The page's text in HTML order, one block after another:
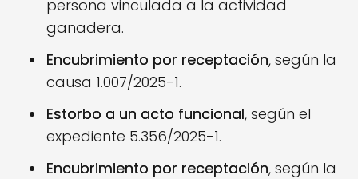
persona vinculada a la actividad
ganadera.
Encubrimiento por receptación, según la
causa 1.007/2025-1.
Estorbo a un acto funcional, según el
expediente 5.356/2025-1.
Encubrimiento por receptación, según la